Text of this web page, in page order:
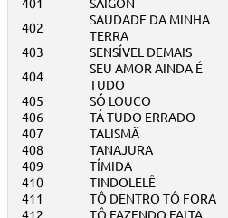
402
SAUDADE DA MINHA
TERRA
403
SENSÍVEL DEMAIS
404
SEU AMOR AINDA É
TUDO
405
SÓ LOUCO
406
TÁ TUDO ERRADO
407
TALISMÃ
408
TANAJURA
409
TÍMIDA
410
TINDOLELÊ
411
TÔ DENTRO TÔ FORA
412
TÔ FAZENDO FALTA